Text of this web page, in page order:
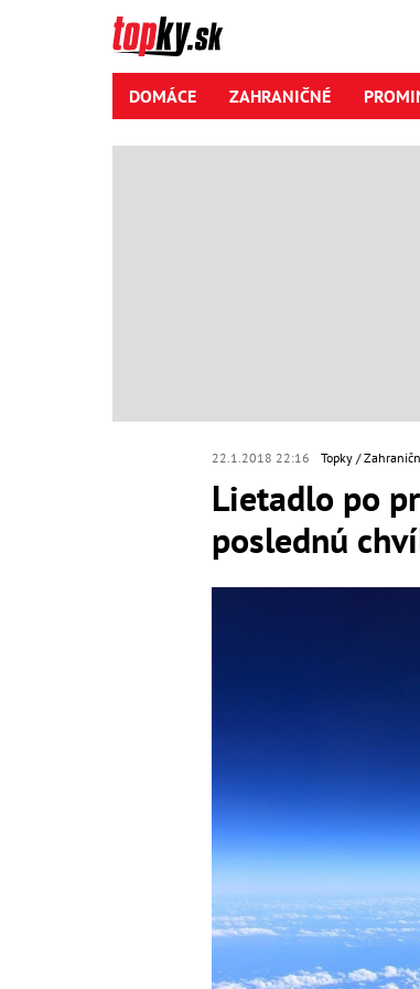
DOMÁCE ZAHRANIČNÉ
22.1.2018 22:16 Topky
Lietadlo po
poslednú